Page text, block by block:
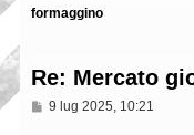
formaggino
Re: Mercato
M
9 lug 2025, 10:21